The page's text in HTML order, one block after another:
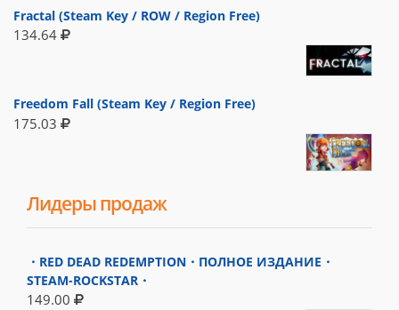
Fractal (Steam Key / ROW / Region Free)
134.64
Freedom Fall (Steam Key / Region Free)
175.03
Лидеры продаж
・RED DEAD REDEMPTION・ПОЛНОЕ ИЗДАНИЕ・
STEAM-ROCKSTAR・
149.00